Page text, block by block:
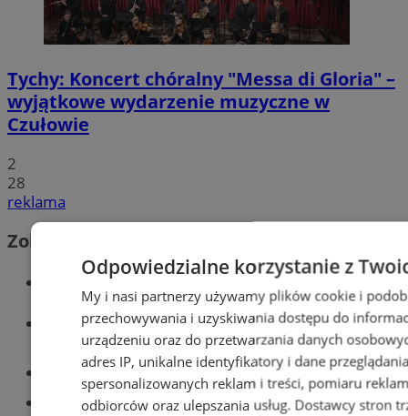
Tychy: Koncert chóralny "Messa di Gloria" –
wyjątkowe wydarzenie muzyczne w
Czułowie
2
28
reklama
Zobacz również
Wiadomości kryminalne w Tychach
Wiadomości lokalne
Części samochodowe do -70%!
Tworzenie stron www - Tychy
Odpowiedzialne korzystanie z
My i nasi partnerzy używamy plików cookie i
przechowywania i uzyskiwania dostępu do
urządzeniu oraz do przetwarzania danych
adres IP, unikalne identyfikatory i dane
spersonalizowanych reklam i treści, pomiaru
odbiorców oraz ulepszania usług. Dostawcy stron